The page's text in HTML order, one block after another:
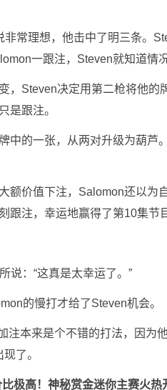
常理想，他击中了明三条。
一跟注，Steven就知道情
，Steven决定用第二枪将他的
是跟注。
中的一张，从两对升级为葫芦
额价值下注，Salomon还以为
跟注，幸运地赢得了第10集节
说：“这真是太幸运了。”
的慢打才给了Steven机会。
注本来是个不错的打法，因为
了。
极高！ 神秘赏金迷你主赛火热